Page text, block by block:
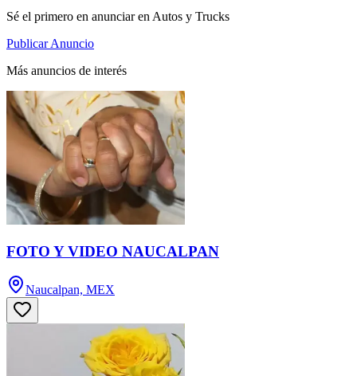
Sé el primero en anunciar en Autos y Trucks
Publicar Anuncio
Más anuncios de interés
FOTO Y VIDEO NAUCALPAN
Naucalpan, MEX